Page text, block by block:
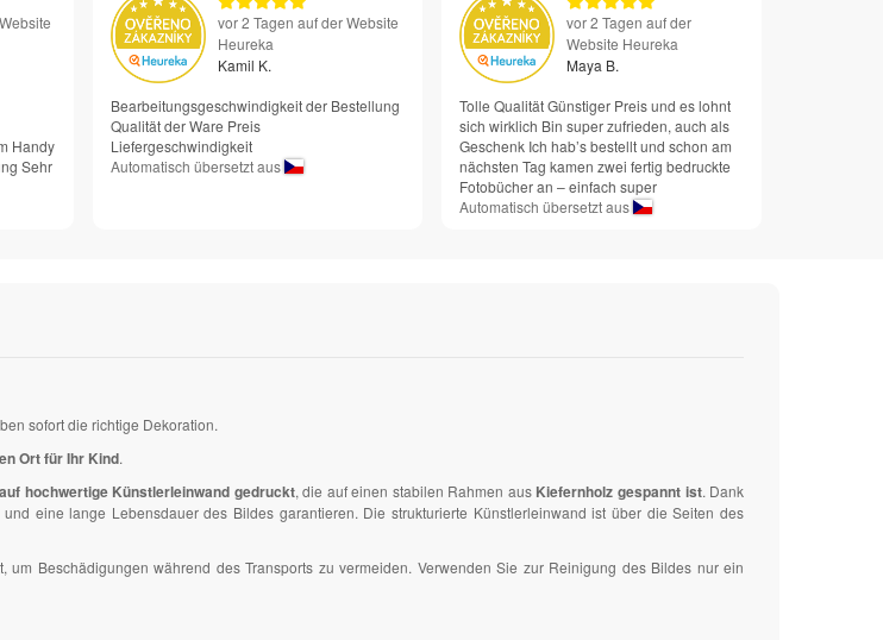
Handy
Sehr
vor 2 Tagen auf der Website
Heureka
Kamil K.
Bearbeitungsgeschwindigkeit der Bestellung
Qualität der Ware Preis
Liefergeschwindigkeit
Automatisch übersetzt aus
vor 2 Tagen auf der
Website Heureka
Maya B.
Tolle Qualität Günstiger Preis und es lohnt
sich wirklich Bin super zufrieden, auch als
Geschenk Ich hab’s bestellt und schon am
nächsten Tag kamen zwei fertig bedruckte
Fotobücher an – einfach super
Automatisch übersetzt aus
sofort die richtige Dekoration.
Ort für Ihr Kind.
hochwertige Künstlerleinwand gedruckt, die auf einen stabilen Rahmen aus Kiefernholz gespannt ist. Dank
eine lange Lebensdauer des Bildes garantieren. Die strukturierte Künstlerleinwand ist über die Seiten des
Beschädigungen während des Transports zu vermeiden. Verwenden Sie zur Reinigung des Bildes nur ein